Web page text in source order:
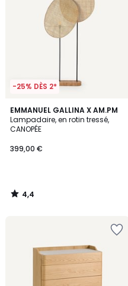
-25% DÈS 2*
EMMANUEL GALLINA X AM.PM
Lampadaire, en rotin tressé,
CANOPÉE
399,00 €
4,4
/ 5
4,4
/